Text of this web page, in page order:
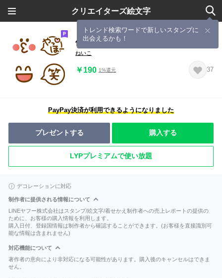
クリエイターズ絵文字
トレンド検索ワードで新しいスタンプに
出会えるかも！
使える基本の絵文字
ねいこ
￥190 1%還元 37
PayPay決済が利用できるようになりました
プレゼントする 購入する
LYPプレミアムで使い放題
デコレーションに対応
制作者に提供される情報について
LINEヤフー株式会社はスタンプ/絵文字/着せかえ制作者への売上レポートの提供の
ために、お客様の購入情報を利用します。
購入日付、登録国情報は制作者から確認することができます。(お客様を直接識別可
能な情報は含まれません)
対応機能について
著作者の意向により非対応になる可能性があります。購入後のキャンセルはできま
せん。